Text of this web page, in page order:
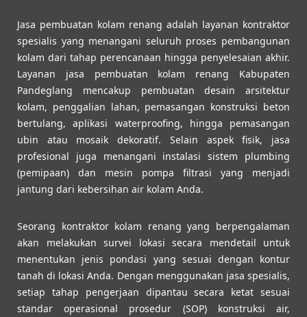
Jasa pembuatan kolam renang adalah layanan kontraktor
spesialis yang menangani seluruh proses pembangunan
kolam dari tahap perencanaan hingga penyelesaian akhir.
Layanan jasa pembuatan kolam renang Kabupaten
Pandeglang mencakup pembuatan desain arsitektur
kolam, penggalian lahan, pemasangan konstruksi beton
bertulang, aplikasi waterproofing, hingga pemasangan
ubin atau mosaik dekoratif. Selain aspek fisik, jasa
profesional juga menangani instalasi sistem plumbing
(pemipaan) dan mesin pompa filtrasi yang menjadi
jantung dari kebersihan air kolam Anda.
Seorang kontraktor kolam renang yang berpengalaman
akan melakukan survei lokasi secara mendetail untuk
menentukan jenis pondasi yang sesuai dengan kontur
tanah di lokasi Anda. Dengan menggunakan jasa spesialis,
setiap tahap pengerjaan dipantau secara ketat sesuai
standar operasional prosedur (SOP) konstruksi air,